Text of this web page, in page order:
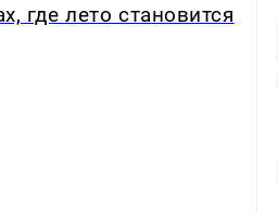
где лето становится